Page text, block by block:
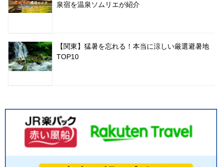
泉宿を温泉ソムリエが紹介
【関東】猛暑を忘れる！本当に涼しい厳選避暑地
TOP10